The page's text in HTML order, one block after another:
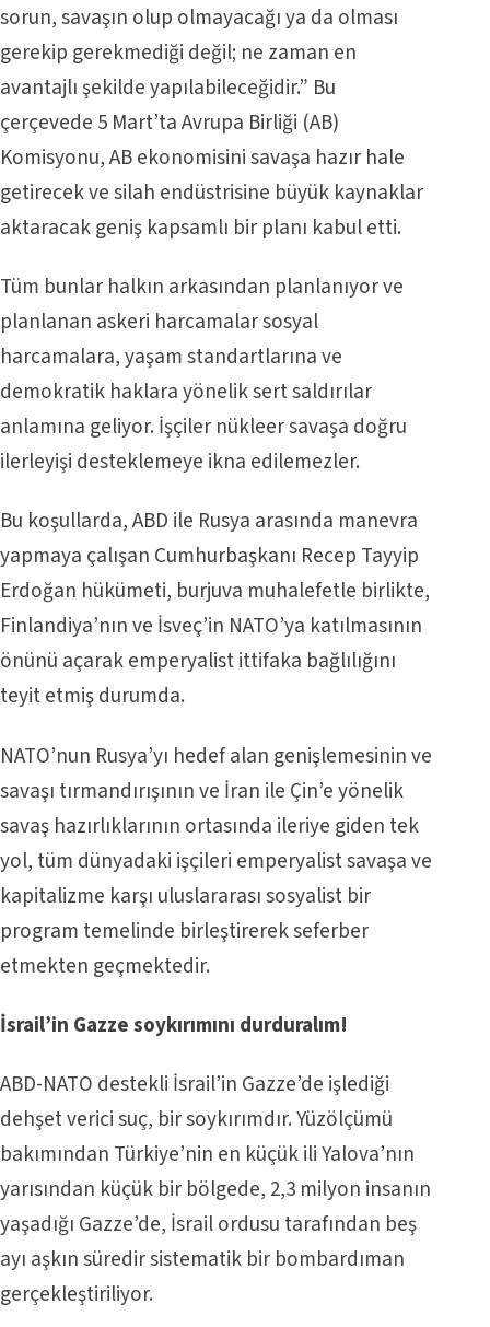
sorun, savaşın olup olmayacağı ya da olması
gerekip gerekmediği değil; ne zaman en
avantajlı şekilde yapılabileceğidir.” Bu
çerçevede 5 Mart’ta Avrupa Birliği (AB)
Komisyonu, AB ekonomisini savaşa hazır hale
getirecek ve silah endüstrisine büyük kaynaklar
aktaracak geniş kapsamlı bir planı kabul etti.
Tüm bunlar halkın arkasından planlanıyor ve
planlanan askeri harcamalar sosyal
harcamalara, yaşam standartlarına ve
demokratik haklara yönelik sert saldırılar
anlamına geliyor. İşçiler nükleer savaşa doğru
ilerleyişi desteklemeye ikna edilemezler.
Bu koşullarda, ABD ile Rusya arasında manevra
yapmaya çalışan Cumhurbaşkanı Recep Tayyip
Erdoğan hükümeti, burjuva muhalefetle birlikte,
Finlandiya’nın ve İsveç’in NATO’ya katılmasının
önünü açarak emperyalist ittifaka bağlılığını
teyit etmiş durumda.
NATO’nun Rusya’yı hedef alan genişlemesinin ve
savaşı tırmandırışının ve İran ile Çin’e yönelik
savaş hazırlıklarının ortasında ileriye giden tek
yol, tüm dünyadaki işçileri emperyalist savaşa ve
kapitalizme karşı uluslararası sosyalist bir
program temelinde birleştirerek seferber
etmekten geçmektedir.
İsrail’in Gazze soykırımını durduralım!
ABD-NATO destekli İsrail’in Gazze’de işlediği
dehşet verici suç, bir soykırımdır. Yüzölçümü
bakımından Türkiye’nin en küçük ili Yalova’nın
yarısından küçük bir bölgede, 2,3 milyon insanın
yaşadığı Gazze’de, İsrail ordusu tarafından beş
ayı aşkın süredir sistematik bir bombardıman
gerçekleştiriliyor.